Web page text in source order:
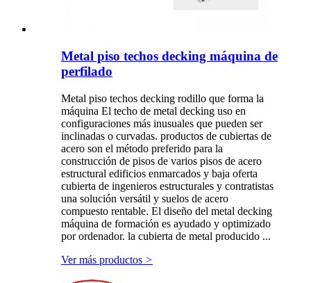
Metal piso techos decking máquina de
perfilado
Metal piso techos decking rodillo que forma la
máquina El techo de metal decking uso en
configuraciones más inusuales que pueden ser
inclinadas o curvadas. productos de cubiertas de
acero son el método preferido para la
construcción de pisos de varios pisos de acero
estructural edificios enmarcados y baja oferta
cubierta de ingenieros estructurales y contratistas
una solución versátil y suelos de acero
compuesto rentable. El diseño del metal decking
máquina de formación es ayudado y optimizado
por ordenador. la cubierta de metal producido ...
Ver más productos >